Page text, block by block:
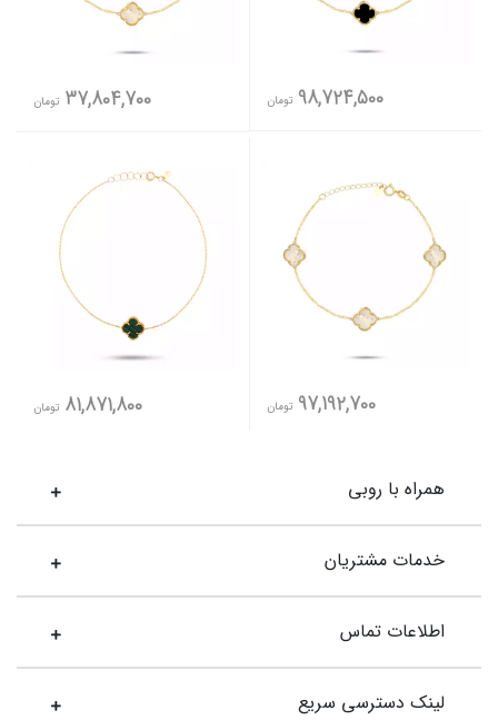
98,724,500 تومان 37,804,700 تومان
97,192,700 تومان 81,871,800 تومان
همراه با روبی
خدمات مشتریان
اطلاعات تماس
لینک دسترسی سریع